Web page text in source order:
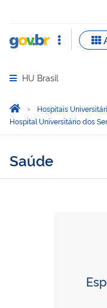
Abrir menu principal
HU Brasil
Você está aqui:
Página Inicial
Hospitais
Hospital Universitário dos
Saúde